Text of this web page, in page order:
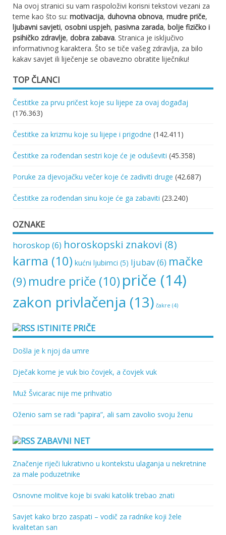
Na ovoj stranici su vam raspoloživi korisni tekstovi vezani za
teme kao što su: motivacija, duhovna obnova, mudre priče,
ljubavni savjeti, osobni uspjeh, pasivna zarada, bolje fizičko i
psihičko zdravlje, dobra zabava. Stranica je isključivo
informativnog karaktera. Što se tiče vašeg zdravlja, za bilo
kakav savjet ili liječenje se obavezno obratite liječniku!
TOP ČLANCI
Čestitke za prvu pričest koje su lijepe za ovaj događaj
(176.363)
Čestitke za krizmu koje su lijepe i prigodne (142.411)
Čestitke za rođendan sestri koje će je oduševiti (45.358)
Poruke za djevojačku večer koje će zadiviti druge (42.687)
Čestitke za rođendan sinu koje će ga zabaviti (23.240)
OZNAKE
horoskop (6) horoskopski znakovi (8)
karma (10) kućni ljubimci (5) ljubav(6) mačke
(9) mudre priče (10) priče (14)
zakon privlačenja (13) čakre (4)
ISTINITE PRIČE
Došla je k njoj da umre
Dječak kome je vuk bio čovjek, a čovjek vuk
Muž Švicarac nije me prihvatio
Oženio sam se radi “papira”, ali sam zavolio svoju ženu
ZABAVNI NET
Značenje riječi lukrativno u kontekstu ulaganja u nekretnine
za male poduzetnike
Osnovne molitve koje bi svaki katolik trebao znati
Savjet kako brzo zaspati – vodič za radnike koji žele
kvalitetan san